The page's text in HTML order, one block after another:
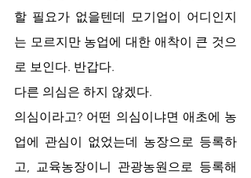
할 필요가 없을텐데 모기업이 어디인지
는 모르지만 농업에 대한 애착이 큰 것으
로 보인다. 반갑다.
다른 의심은 하지 않겠다.
의심이라고? 어떤 의심이냐면 애초에 농
업에 관심이 없었는데 농장으로 등록하
고, 교육농장이니 관광농원으로 등록해